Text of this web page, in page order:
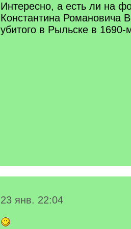
Интересно, а есть ли на
Константина Романовича
убитого в Рыльске в 1690-
23 янв. 22:04